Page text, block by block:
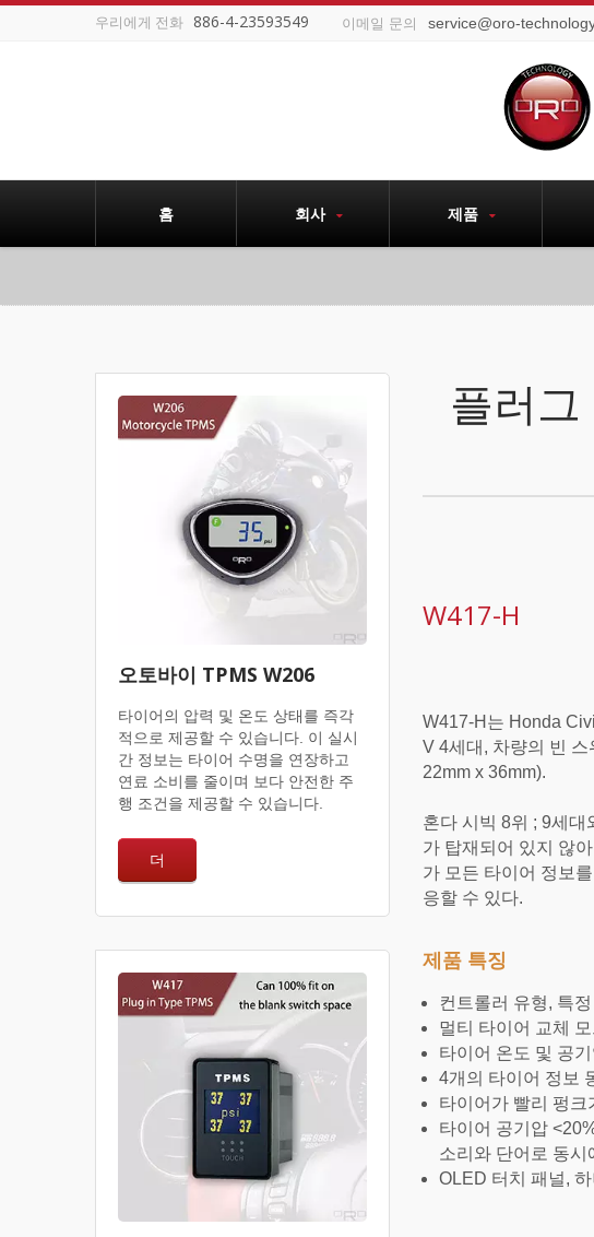
우리에게 전화 886-4-23593549 이메일 문의 service@oro-
홈 회사 제품
오토바이 TPMS W206
타이어의 압력 및 온도 상태를 즉각
적으로 제공할 수 있습니다. 이 실시
간 정보는 타이어 수명을 연장하고
연료 소비를 줄이며 보다 안전한 주
행 조건을 제공할 수 있습니다.
더
플러
W417-H
W417-H는 Honda
V 4세대, 차량의 빈 스
22mm x 36mm).
혼다 시빅 8위 ; 9세대
가 탑재되어 있지 않
가 모든 타이어 정보
응할 수 있다.
제품 특징
컨트롤러 유형, 특
멀티 타이어 교체
타이어 온도 및 공
4개의 타이어 정보
타이어가 빨리 펑크
타이어 공기압
소리와 단어로 동시
OLED 터치 패널,